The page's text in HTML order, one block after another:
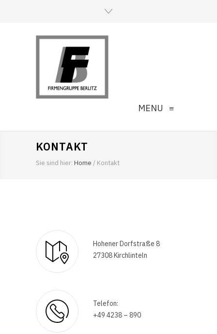
MENU ≡
KONTAKT
Sie sind hier: Home / Kontakt
Hohener Dorfstraße 8
27308 Kirchlinteln
Telefon:
+49 4238 – 890